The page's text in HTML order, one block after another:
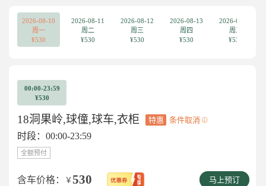
2026-08-10
周一
¥530
2026-08-11
周二
¥530
2026-08-12
周三
¥530
2026-08-13
周四
¥530
2026-08-14
周五
¥530
00:00-23:59
¥530
18洞果岭,球僮,球车,衣柜 特惠 条件取消
时段：00:00-23:59
全额预付
含车价格： ￥ 530 马上预订